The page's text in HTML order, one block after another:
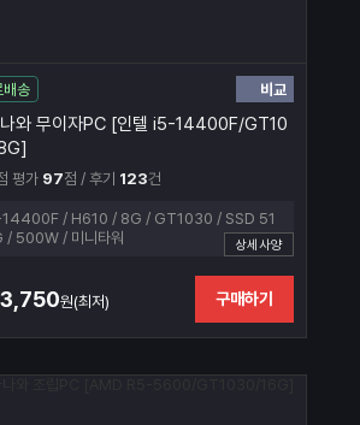
배송 비교
와 무이자PC [인텔 i5-14400F/GT10
평가 97점 / 후기 123건
/ H610 / 8G / GT1030 / SSD 51
/ 500W / 미니타워
상세사양
원(최저) 구매하기